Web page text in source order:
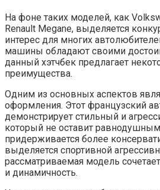
На фоне таких моделей, как
Renault Megane, выделяется
интерес для многих
машины обладают своими
данный хэтчбек предлагает
преимущества.
Одним из основных аспектов
оформления. Этот французский
демонстрирует стильный и
который не оставит
придерживается более
выделяется спортивной
рассматриваемая модель
и динамичность.